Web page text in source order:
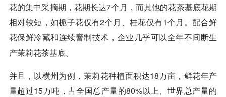
花的集中采摘期，花期长达7个月，而其他的花茶基底花期
相对较短，如栀子花仅有2个月、桂花仅有1个月。配合鲜
花保鲜冷藏和连续窨制技术，企业几乎可以全年不间断生
产茉莉花茶基底。
并且，以横州为例，茉莉花种植面积达18万亩，鲜花年产
量超过15万吨，占全国总产量的80%以上、世界总产量的